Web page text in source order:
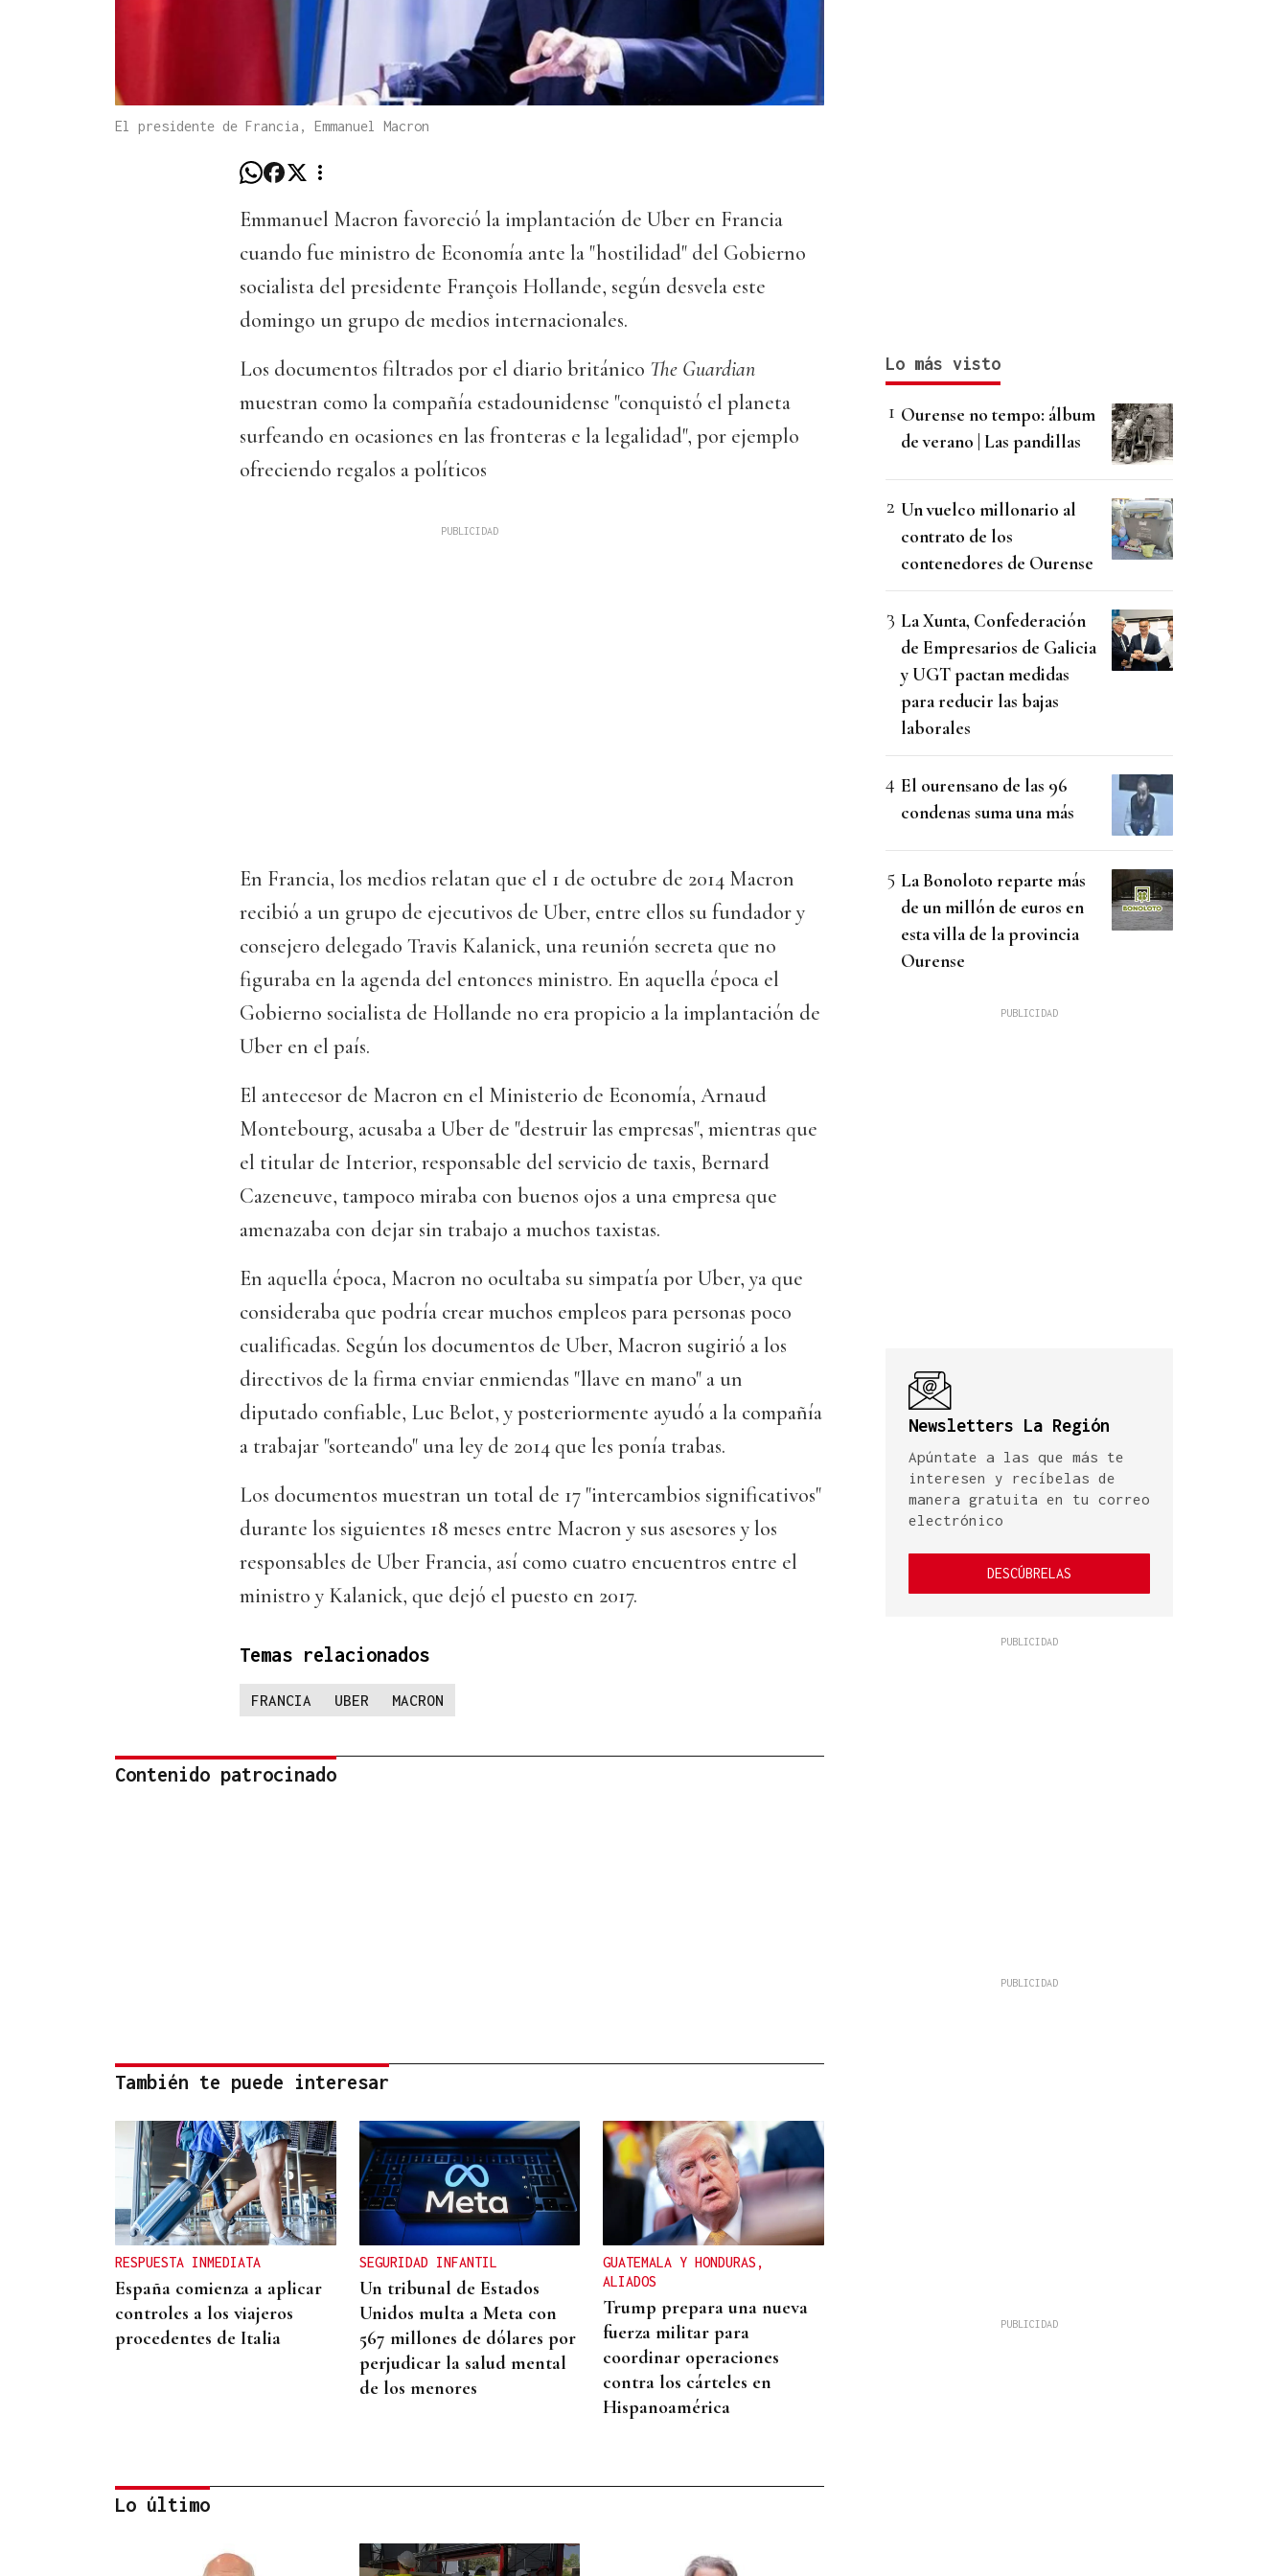
El presidente de Francia, Emmanuel Macron
Emmanuel Macron favoreció la implantación de Uber en Francia
cuando fue ministro de Economía ante la "hostilidad" del Gobierno
socialista del presidente François Hollande, según desvela este
domingo un grupo de medios internacionales.
Los documentos filtrados por el diario británico The Guardian
muestran como la compañía estadounidense "conquistó el planeta
surfeando en ocasiones en las fronteras e la legalidad", por ejemplo
ofreciendo regalos a políticos
En Francia, los medios relatan que el 1 de octubre de 2014 Macron
recibió a un grupo de ejecutivos de Uber, entre ellos su fundador y
consejero delegado Travis Kalanick, una reunión secreta que no
figuraba en la agenda del entonces ministro. En aquella época el
Gobierno socialista de Hollande no era propicio a la implantación de
Uber en el país.
El antecesor de Macron en el Ministerio de Economía, Arnaud
Montebourg, acusaba a Uber de "destruir las empresas", mientras que
el titular de Interior, responsable del servicio de taxis, Bernard
Cazeneuve, tampoco miraba con buenos ojos a una empresa que
amenazaba con dejar sin trabajo a muchos taxistas.
En aquella época, Macron no ocultaba su simpatía por Uber, ya que
consideraba que podría crear muchos empleos para personas poco
cualificadas. Según los documentos de Uber, Macron sugirió a los
directivos de la firma enviar enmiendas "llave en mano" a un
diputado confiable, Luc Belot, y posteriormente ayudó a la compañía
a trabajar "sorteando" una ley de 2014 que les ponía trabas.
Los documentos muestran un total de 17 "intercambios significativos"
durante los siguientes 18 meses entre Macron y sus asesores y los
responsables de Uber Francia, así como cuatro encuentros entre el
ministro y Kalanick, que dejó el puesto en 2017.
Temas relacionados
FRANCIA UBER MACRON
Contenido patrocinado
También te puede interesar
RESPUESTA INMEDIATA
España comienza a aplicar
controles a los viajeros
procedentes de Italia
SEGURIDAD INFANTIL
Un tribunal de Estados
Unidos multa a Meta con
567 millones de dólares por
perjudicar la salud mental
de los menores
GUATEMALA Y HONDURAS,
ALIADOS
Trump prepara una nueva
fuerza militar para
coordinar operaciones
contra los cárteles en
Hispanoamérica
Lo último
Lo más visto
Ourense no tempo: álbum
de verano | Las pandillas
Un vuelco millonario al
contrato de los
contenedores de Ourense
La Xunta, Confederación
de Empresarios de Galicia
y UGT pactan medidas
para reducir las bajas
laborales
El ourensano de las 96
condenas suma una más
La Bonoloto reparte más
de un millón de euros en
esta villa de la provincia
Ourense
Newsletters La Región
Apúntate a las que más te
interesen y recíbelas de
manera gratuita en tu correo
electrónico
DESCÚBRELAS